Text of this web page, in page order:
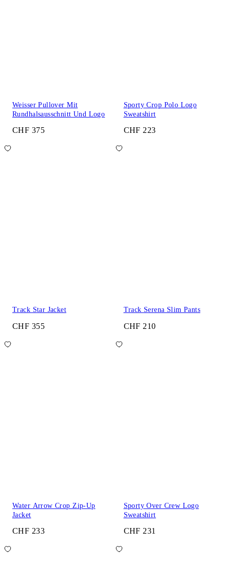
Weisser Pullover Mit
Rundhalsausschnitt Und Logo
CHF 375
Sporty Crop Polo Logo
Sweatshirt
CHF 223
Track Star Jacket
CHF 355
Track Serena Slim Pants
CHF 210
Water Arrow Crop Zip-Up
Jacket
CHF 233
Sporty Over Crew Logo
Sweatshirt
CHF 231